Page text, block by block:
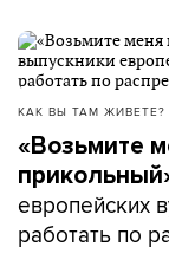
КАК ВЫ ТАМ ЖИВЕТЕ?
«Возьмите
европейских
работать по